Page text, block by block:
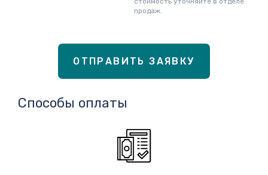
продаж.
ОТПРАВИТЬ ЗАЯВКУ
Способы оплаты